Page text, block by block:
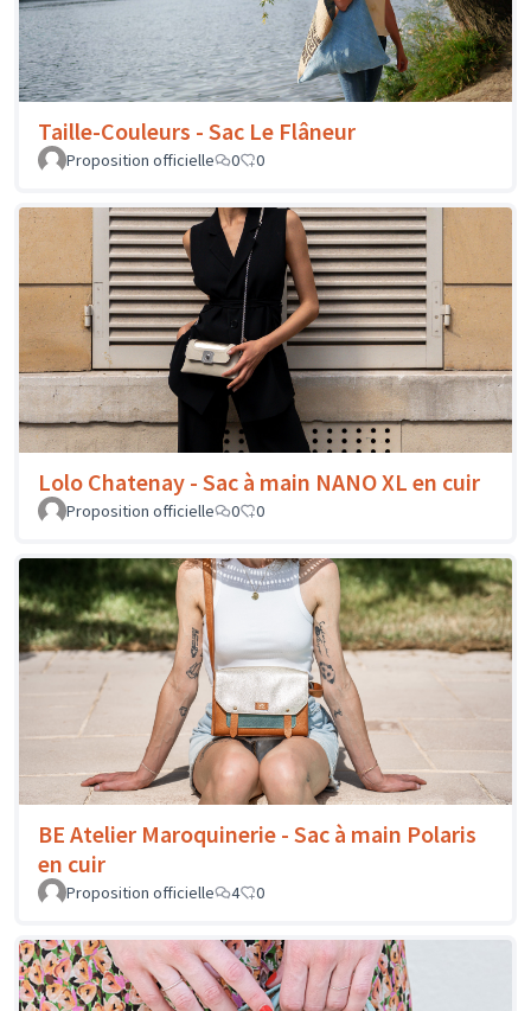
Taille-Couleurs - Sac Le Flâneur
Proposition officielle 0 0
Lolo Chatenay - Sac à main NANO XL en cuir
Proposition officielle 0 0
BE Atelier Maroquinerie - Sac à main Polaris
en cuir
Proposition officielle 4 0